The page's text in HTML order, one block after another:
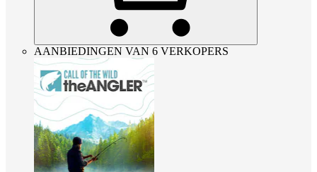
AANBIEDINGEN VAN 6 VERKOPERS